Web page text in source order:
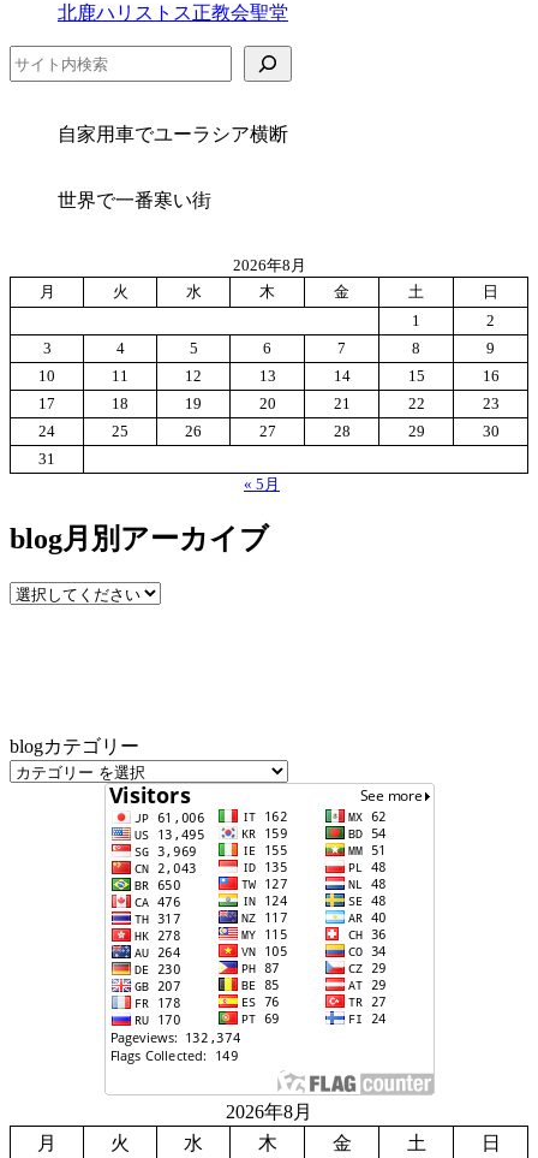
存
北鹿ハリストス正教会聖堂
検索
自家用車でユーラシア横断
世界で一番寒い街
2026年8月
月
火 水 木 金 土
日
1
2
3
4 5 6 7 8
9
10
11 12 13 14 15
16
17
18 19 20 21 22
23
24
25 26 27 28 29
30
31
« 5月
blog月別アーカイブ
blogカテゴリー
2026年8月
月
火 水 木 金 土 日